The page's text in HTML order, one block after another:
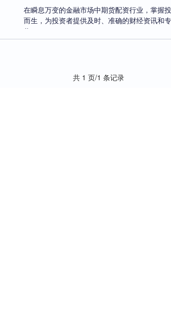
在瞬息万变的金融市场中期货配资行业，掌握
而生，为投资者提供及时、准确的财经资讯和
收....
共 1 页/1 条记录